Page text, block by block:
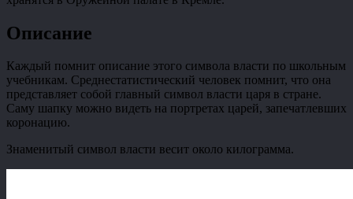
Описание
Каждый помнит описание этого символа власти по школьным
учебникам. Среднестатистический человек помнит, что она
представляет собой главный символ власти царя в стране.
Саму шапку можно видеть на портретах царей, запечатлевших
коронацию.
Знаменитый символ власти весит около килограмма.